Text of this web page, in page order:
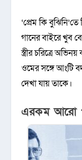
‘প্রেম কি
গানের বাইরে খুব
স্ত্রীর চরিত্রে
ওমের সঙ্গে আংটি
দেখা যায় তাকে।
এরকম আরো